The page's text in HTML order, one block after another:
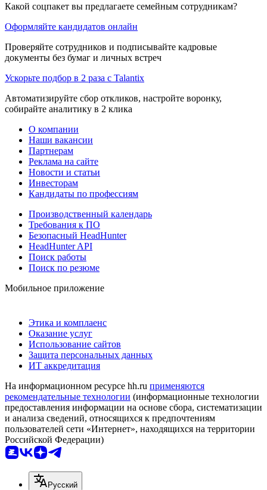
Какой соцпакет вы предлагаете семейным сотрудникам?
Оформляйте кандидатов онлайн
Проверяйте сотрудников и подписывайте кадровые
документы без бумаг и личных встреч
Ускорьте подбор в 2 раза с Talantix
Автоматизируйте сбор откликов, настройте воронку,
собирайте аналитику в 2 клика
О компании
Наши вакансии
Партнерам
Реклама на сайте
Новости и статьи
Инвесторам
Кандидаты по профессиям
Производственный календарь
Требования к ПО
Безопасный HeadHunter
HeadHunter API
Поиск работы
Поиск по резюме
Мобильное приложение
Этика и комплаенс
Оказание услуг
Использование сайтов
Защита персональных данных
ИТ аккредитация
На информационном ресурсе hh.ru применяются
рекомендательные технологии (информационные технологии
предоставления информации на основе сбора, систематизации
и анализа сведений, относящихся к предпочтениям
пользователей сети «Интернет», находящихся на территории
Российской Федерации)
Русский